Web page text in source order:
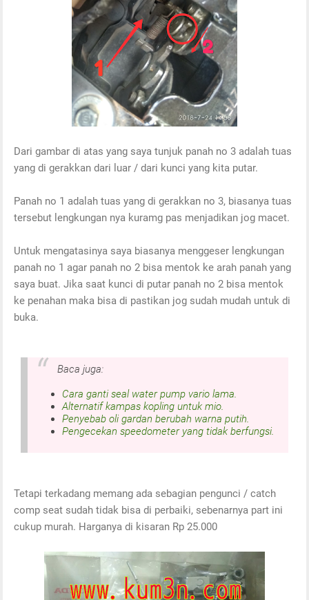
Dari gambar di atas yang saya tunjuk panah no 3 adalah tuas
yang di gerakkan dari luar / dari kunci yang kita putar.
Panah no 1 adalah tuas yang di gerakkan no 3, biasanya tuas
tersebut lengkungan nya kuramg pas menjadikan jog macet.
Untuk mengatasinya saya biasanya menggeser lengkungan
panah no 1 agar panah no 2 bisa mentok ke arah panah yang
saya buat. Jika saat kunci di putar panah no 2 bisa mentok
ke penahan maka bisa di pastikan jog sudah mudah untuk di
buka.
Baca juga:
Cara ganti seal water pump vario lama.
Alternatif kampas kopling untuk mio.
Penyebab oli gardan berubah warna putih.
Pengecekan speedometer yang tidak berfungsi.
Tetapi terkadang memang ada sebagian pengunci / catch
comp seat sudah tidak bisa di perbaiki, sebenarnya part ini
cukup murah. Harganya di kisaran Rp 25.000